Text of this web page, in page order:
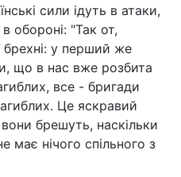
сили ідуть в атаки,
обороні: "Так от,
брехні: у перший же
що в нас вже розбита
все - бригади
Це яскравий
брешуть, наскільки
має нічого спільного з